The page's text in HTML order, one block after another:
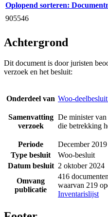
Oplopend sorteren:
905546
Achtergrond
Dit document is door juristen
verzoek en het besluit:
Onderdeel van Woo-
Samenvatting
verzoek
De minister
die betrekking
Periode
December
Type besluit
Woo-besluit
Datum besluit 2 oktober 2024
Omvang
publicatie
416 documenten
waarvan 219
Inventarislijst